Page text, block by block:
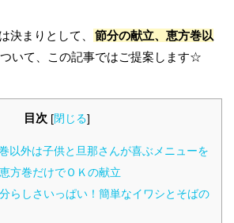
決まりとして、
節分の献立、恵方巻以
いて、この記事ではご提案します☆
目次 [閉じる]
以外は子供と旦那さんが喜ぶメニューを
方巻だけでＯＫの献立
らしさいっぱい！簡単なイワシとそばの